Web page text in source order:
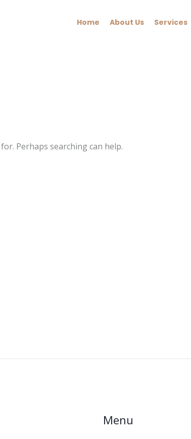
Home About Us Services
Perhaps searching can help.
Menu